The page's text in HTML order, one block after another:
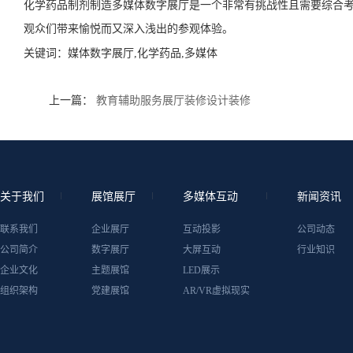
化学药品制剂制造多媒体数字展厅是一个非常有挑战性且需要综
观众们带来愉悦而又深入浅出的参观体验。
关键词： 媒体数字展厅,化学药品,多媒体
上一篇： 教育辅助服务展厅装修设计装修
关于我们
联系我们
公司简介
企业文化
组织架构
展馆展厅
企业展厅
数字展厅
主题展馆
党建展馆
多媒体互动
互动投影
大屏互动
LED展示
AR/VR虚拟现实
新闻资讯
公司动态
行业知识